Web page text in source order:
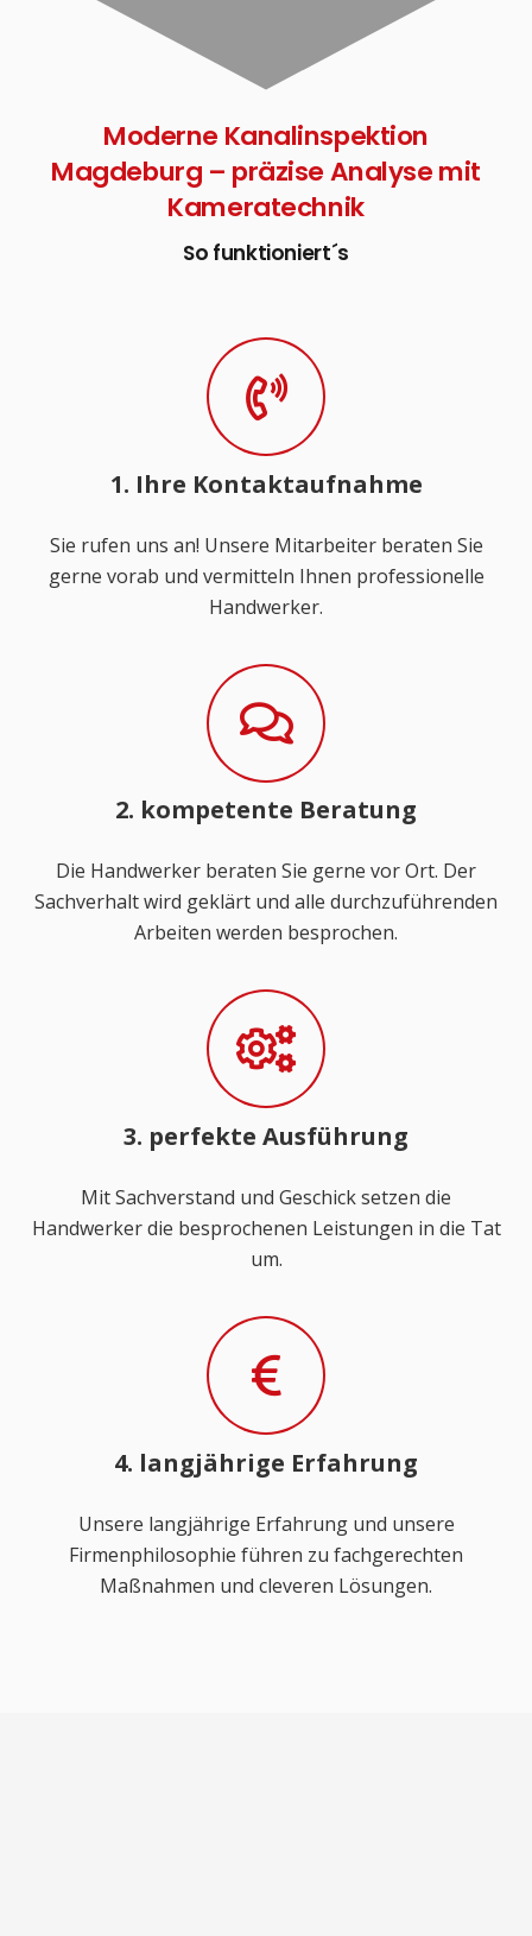
Moderne Kanalinspektion
Magdeburg – präzise Analyse mit
Kameratechnik
So funktioniert´s
1. Ihre Kontaktaufnahme
Sie rufen uns an! Unsere Mitarbeiter beraten Sie
gerne vorab und vermitteln Ihnen professionelle
Handwerker.
2. kompetente Beratung
Die Handwerker beraten Sie gerne vor Ort. Der
Sachverhalt wird geklärt und alle durchzuführenden
Arbeiten werden besprochen.
3. perfekte Ausführung
Mit Sachverstand und Geschick setzen die
Handwerker die besprochenen Leistungen in die Tat
um.
4. langjährige Erfahrung
Unsere langjährige Erfahrung und unsere
Firmenphilosophie führen zu fachgerechten
Maßnahmen und cleveren Lösungen.